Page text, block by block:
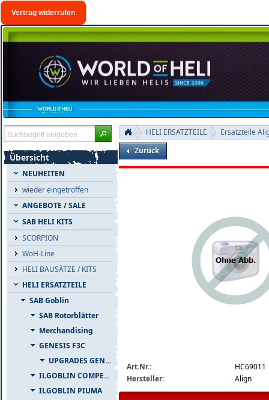
Vertrag widerrufen
Übersicht
NEUHEITEN
wieder eingetroffen
ANGEBOTE / SALE
SAB HELI KITS
SCORPION
WoH-Line
HELI BAUSÄTZE / KITS
HELI ERSATZTEILE
SAB Goblin
SAB Rotorblätter
Merchandising
GENESIS F3C
UPGRADES GENESIS F3C
ILGOBLIN COMPETIZIONE
ILGOBLIN PIUMA
HELI ERSATZTEILE
Ersatzteile
Zurück
Art.Nr.:
HC69011
Hersteller:
Align